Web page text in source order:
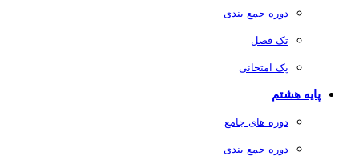
دوره جمع بندی
تک فصل
پک امتحانی
پایه هشتم
دوره های جامع
دوره جمع بندی